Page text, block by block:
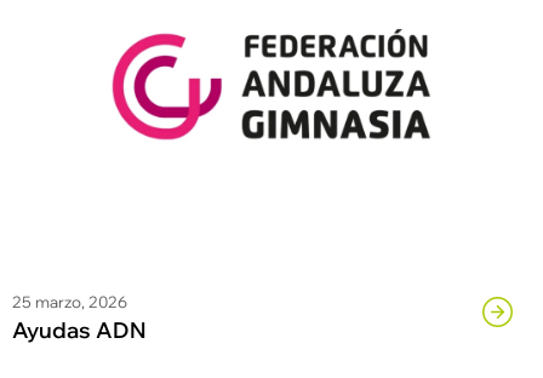
25 marzo, 2026
Ayudas ADN